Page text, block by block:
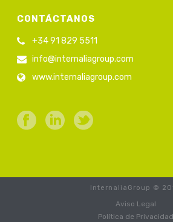
CONTÁCTANOS
+34 91 829 5511
info@internaliagroup.com
www.internaliagroup.com
InternaliaGroup ©
Aviso Legal
Política de Privacidad